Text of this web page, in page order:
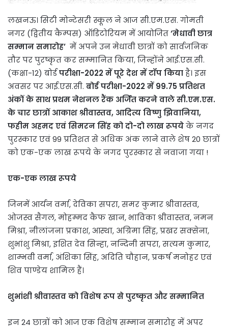
लखनऊ। सिटी मोन्टेसरी स्कूल ने आज सी.एम.एस. गोमती
नगर (द्वितीय कैम्पस) ऑडिटोरियम में आयोजित‘मेधावी छात्र
सम्मान समारोह’ में अपने उन मेधावी छात्रों को सार्वजनिक
तौर पर पुरष्कृत कर सम्मानित किया, जिन्होंने आई.एस.सी.
(कक्षा-12) बोर्डपरीक्षा-2022 में पूरे देश में टॉप कियाहै। इस
अवसर पर आई.एस.सी. बोर्ड परीक्षा-2022 में 99.75 प्रतिशत
अंकों के साथ प्रथम नेशनल रैंक अर्जित करने वाले सी.एम.एस.
के चार छात्रों आकाश श्रीवास्तव, आदित्य विष्णु झिवानिया,
फहीम अहमद एवं सिमरन सिंह को दो-दो लाख रूपयेके नगद
पुरस्कार एवं 99 प्रतिशत से अधिक अंक लाने वाले शेष 20 छात्रों
को एक-एक लाख रूपये के नगद पुरस्कार से नवाजा गया !
एक-एक लाख रूपये
जिनमें आर्यन वर्मा, देविका सपरा, समर कुमार श्रीवास्तव,
ओजस्व सैगल, मोहम्मद कैफ खान, भाविका श्रीवास्तव, नमन
मिश्रा, नीलांजना प्रकाश, आस्था, अग्रिमा सिंह, प्रखर सक्सेना,
शुभांशु मिश्रा, इशित देव सिन्हा, नन्दिनी सपरा, सत्यम कुमार,
शाम्भवी वर्मा, अंशिका सिंह, अदिति चौहान, प्रकर्ष मनोहर एवं
शिव पाण्डेय शामिल हैं।
शुभांशी श्रीवास्तव को विशेष रूप से पुरष्कृत और सम्मानित
इन 24 छात्रों को आज एक विशेष सम्मान समारोह में अपर